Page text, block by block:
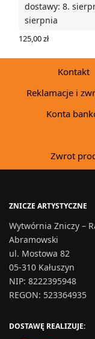
dostawy: 8.
sierpnia
125,00zł
Kontakt
Reklamacje i
Konta
Zwrot
ZNICZE ARTYSTYCZNE
Wytwórnia Zniczy –
Abramowski
ul. Mostowa 82
05-310 Kałuszyn
NIP: 8222395948
REGON: 523364935
DOSTAWĘ REALIZUJE: